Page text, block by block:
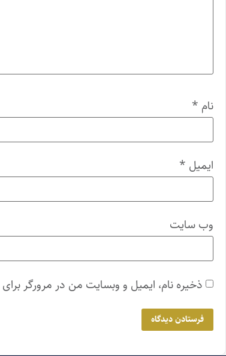
نام *
ایمیل *
وب‌ سایت
ذخیره نام، ایمیل و وبسایت من در مرورگر